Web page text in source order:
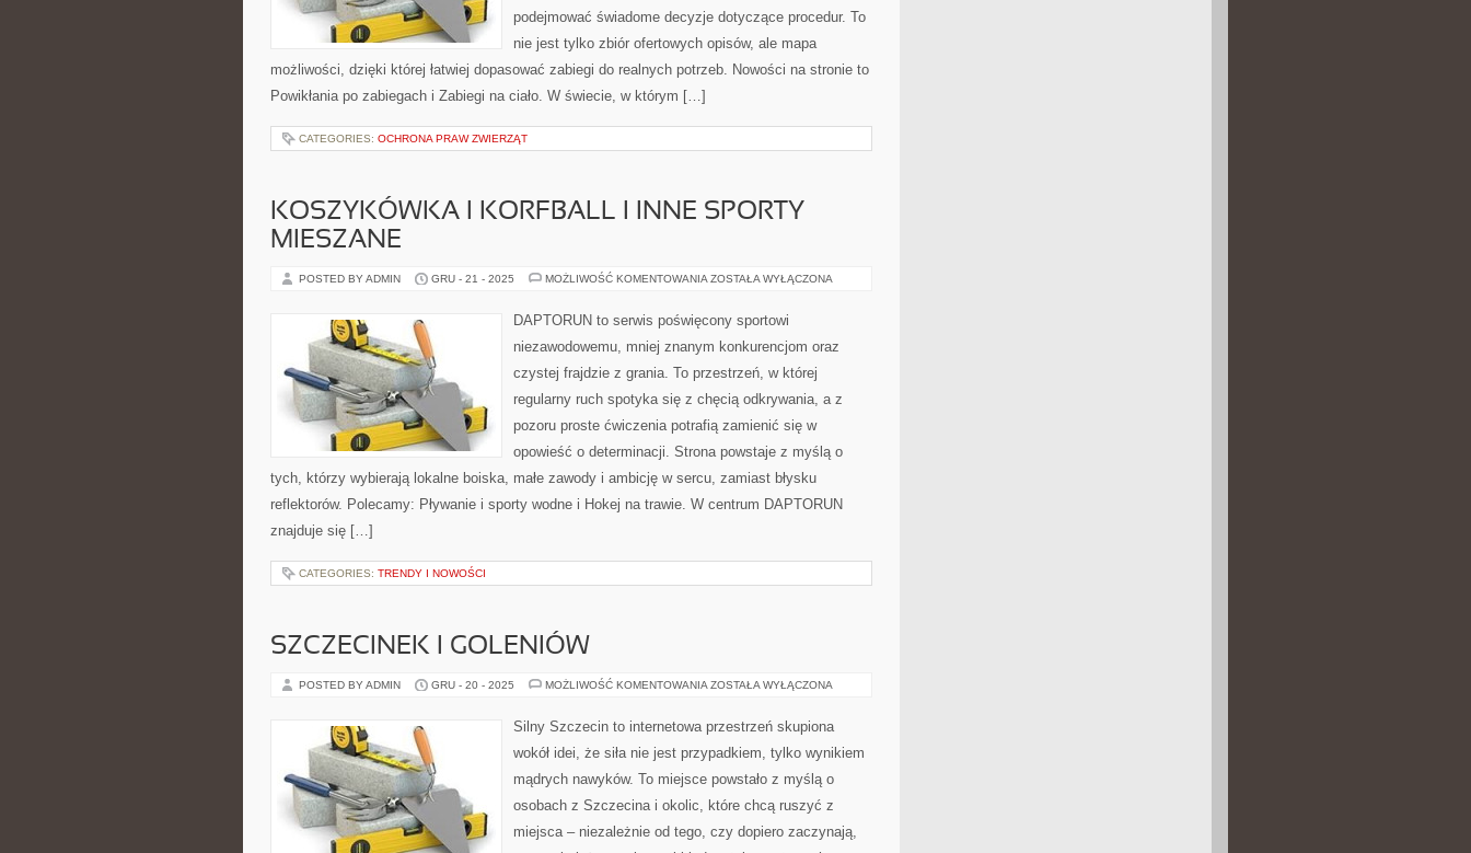
podejmować świadome decyzje dotyczące procedur. To
nie jest tylko zbiór ofertowych opisów, ale mapa
możliwości, dzięki której łatwiej dopasować zabiegi do realnych potrzeb. Nowości na stronie to
Powikłania po zabiegach i Zabiegi na ciało. W świecie, w którym […]
CATEGORIES: OCHRONA PRAW ZWIERZĄT
KOSZYKÓWKA I KORFBALL I INNE SPORTY
MIESZANE
POSTED BY ADMIN GRU - 21 - 2025 MOŻLIWOŚĆ KOMENTOWANIA KOSZYKÓWKA
INNE
MIESZANE
ZOSTAŁA WYŁĄCZONA
DAPTORUN to serwis poświęcony sportowi
niezawodowemu, mniej znanym konkurencjom oraz
czystej frajdzie z grania. To przestrzeń, w której
regularny ruch spotyka się z chęcią odkrywania, a z
pozoru proste ćwiczenia potrafią zamienić się w
opowieść o determinacji. Strona powstaje z myślą o
tych, którzy wybierają lokalne boiska, małe zawody i ambicję w sercu, zamiast błysku
reflektorów. Polecamy: Pływanie i sporty wodne i Hokej na trawie. W centrum DAPTORUN
znajduje się […]
CATEGORIES: TRENDY I NOWOŚCI
SZCZECINEK I GOLENIÓW
POSTED BY ADMIN GRU - 20 - 2025 MOŻLIWOŚĆ KOMENTOWANIA SZCZECINEK
ZOSTAŁA WYŁĄCZONA
Silny Szczecin to internetowa przestrzeń skupiona
wokół idei, że siła nie jest przypadkiem, tylko wynikiem
mądrych nawyków. To miejsce powstało z myślą o
osobach z Szczecina i okolic, które chcą ruszyć z
miejsca – niezależnie od tego, czy dopiero zaczynają,